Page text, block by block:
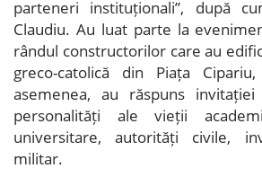
parteneri instituționali”, după
Claudiu. Au luat parte la
rândul constructorilor care au
greco-catolică din Piața
asemenea, au răspuns
personalități ale vieții
universitare, autorități civile,
militar.